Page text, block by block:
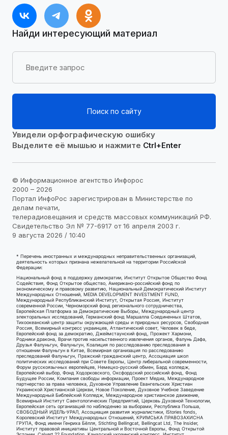
Найди интересующий материал
Поиск по сайту
Увидели орфографическую ошибку
Выделите её мышью и нажмите Ctrl+Enter
© Информационное агентство Инфорос
2000 – 2026
Портал ИнфоРос зарегистрирован в Министерстве по
делам печати,
телерадиовещания и средств массовых коммуникаций РФ.
Свидетельство Эл № 77-6917 от 16 апреля 2003 г.
9 августа 2026 / 10:40